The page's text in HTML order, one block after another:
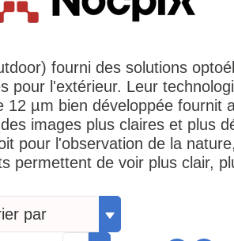
fourni des solutions
pour l'extérieur. Leur
12 µm bien développée fournit
images plus claires et plus
pour l'observation de la
permettent de voir plus clair,
par